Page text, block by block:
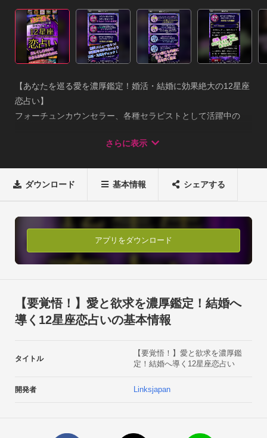
【あなたを巡る愛を濃厚鑑定！婚活・結婚に効果絶大の12星座
恋占い】
フォーチュンカウンセラー、各種セラピストとして活躍中の
【不倫】や【三角関係】など複雑な関係に悩む人にも的確にお
……その鑑定をあなたもぜひ体験してください。◆占いメニュ
・日運　　あなたの恋と幸せのために毎日占います。あなたの
・月運　　ステキな恋を掴むために！毎月の運気とあなたに訪
れる出会いを占います。
なたの基本結婚観」【有料メニュー】　一部ご紹介・失恋、未
練……そもそもわたしはどんな恋をするタイプなの？新しい恋
の前にアドバイス。　ダメなところを知っていい恋を掴むには
なるために特別鑑定！・わたしにとって“幸せ”な結婚とは？
婚活がうまくいくためにするべきこと、チャンスを逃さず引き
寄せる方法を教えます！・あなたの胸の内にある不安や迷いを
さらに表示
ダウンロード 基本情報 シェアする
アプリをダウンロード
【要覚悟！】愛と欲求を濃厚鑑定！結婚へ
導く12星座恋占いの基本情報
タイトル
【要覚悟！】愛と欲求を濃厚鑑
定！結婚へ導く12星座恋占い
開発者 Linksjapan